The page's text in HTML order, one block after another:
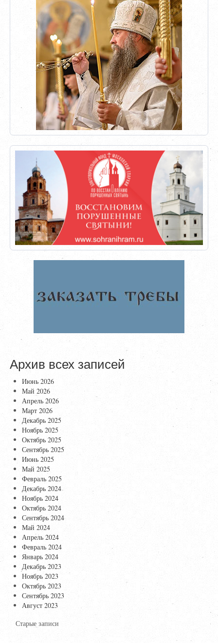
Архив всех записей
Июнь 2026
Май 2026
Апрель 2026
Март 2026
Декабрь 2025
Ноябрь 2025
Октябрь 2025
Сентябрь 2025
Июнь 2025
Май 2025
Февраль 2025
Декабрь 2024
Ноябрь 2024
Октябрь 2024
Сентябрь 2024
Май 2024
Апрель 2024
Февраль 2024
Январь 2024
Декабрь 2023
Ноябрь 2023
Октябрь 2023
Сентябрь 2023
Август 2023
Старые записи